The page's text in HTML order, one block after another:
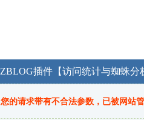
ZBLOG插件【访问统计与蜘蛛分
您的请求带有不合法参数，已被网站